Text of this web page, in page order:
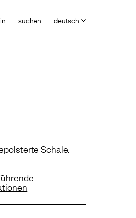
suchen deutsch
Schale.